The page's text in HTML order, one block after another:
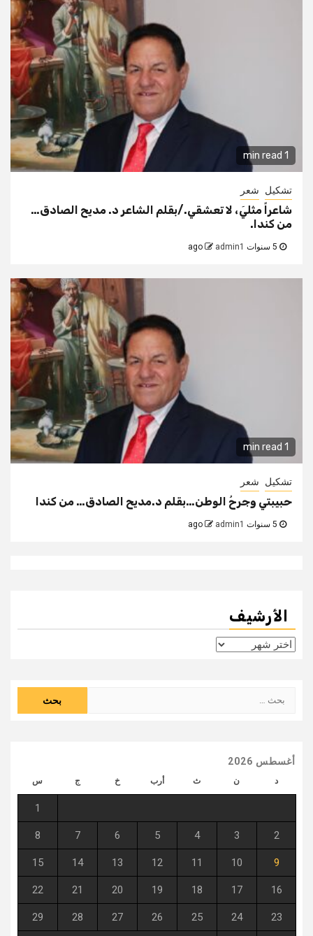
1 min read
تشكيل شعر
شاعراً مثليَ، لا تعشقي./بقلم الشاعر د. مديح الصادق…
من كندا.
admin1
1 min read
تشكيل شعر
حبيبتي وجرحُ الوطن…بقلم د.مديح الصادق… من كندا
admin1
الأرشيف
الأرشيف
أغسطس 2026
د ن ث أرب خ ج س
1
2
3
4
5
6
7
8
9
10
11
12
13
14
15
16
17
18
19
20
21
22
23
24
25
26
27
28
29